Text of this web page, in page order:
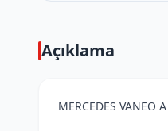
Açıklama
MERCEDES VANEO